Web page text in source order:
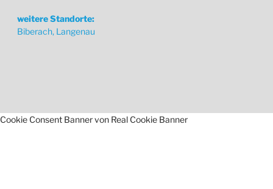
weitere Standorte:
Biberach, Langenau
Cookie Consent Banner von Real Cookie Banner